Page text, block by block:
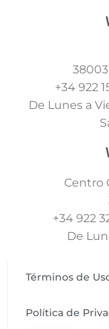
+34 922
De Lunes a
Centro
+34 922
De
Términos de
Política de